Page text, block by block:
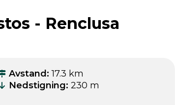
- Renclusa
Avstand: 17.3 km
Nedstigning: 230 m